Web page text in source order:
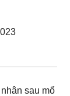
sau mổ